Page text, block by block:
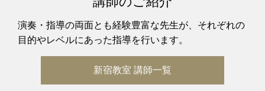
演奏・指導の両面とも経験豊富な先生が、それぞれの
目的やレベルにあった指導を行います。
新宿教室 講師一覧